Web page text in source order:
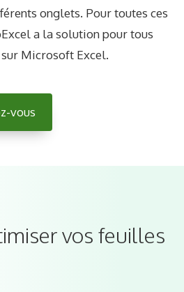
onglets. Pour toutes ces
a la solution pour tous
Microsoft Excel.
vous
vos feuilles